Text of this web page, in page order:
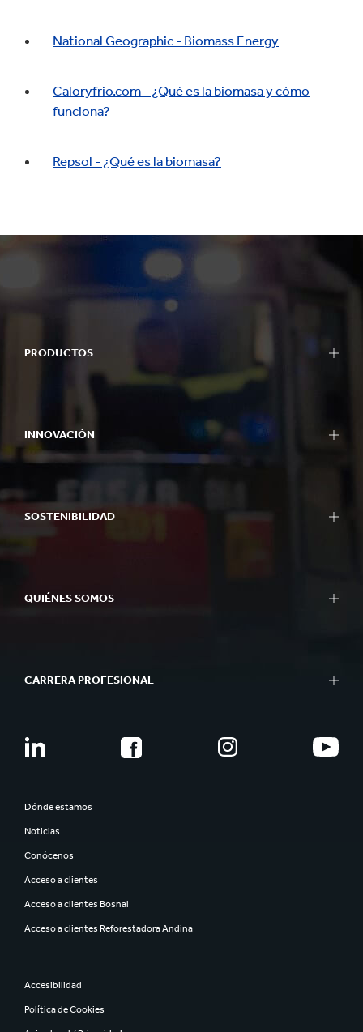
National Geographic - Biomass Energy
Caloryfrio.com - ¿Qué es la biomasa y cómo
funciona?
Repsol - ¿Qué es la biomasa?
PRODUCTOS
INNOVACIÓN
SOSTENIBILIDAD
QUIÉNES SOMOS
CARRERA PROFESIONAL
Dónde estamos
Noticias
Conócenos
Acceso a clientes
Acceso a clientes Bosnal
Acceso a clientes Reforestadora Andina
Accesibilidad
Política de Cookies